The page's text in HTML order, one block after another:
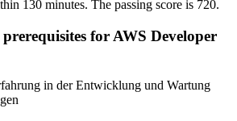
130 minutes. The passing score is 720.
for AWS Developer
in der Entwicklung und Wartung